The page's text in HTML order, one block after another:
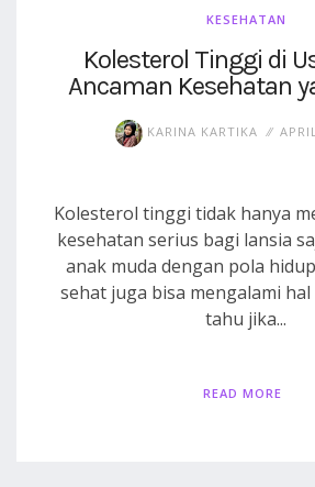
KESEHATAN
Kolesterol Tinggi di
Ancaman Kesehatan
KARINA KARTIKA
Kolesterol tinggi tidak hanya
kesehatan serius bagi lansia
anak muda dengan pola
sehat juga bisa mengalami
tahu jika...
READ MORE